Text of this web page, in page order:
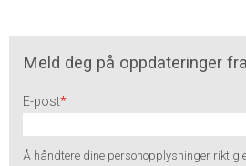
Meld deg på oppdateringer
E-post*
Å håndtere dine personopplysninger riktig